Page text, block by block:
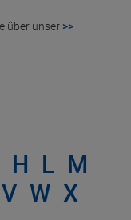
über unser >>
H L M
V W X